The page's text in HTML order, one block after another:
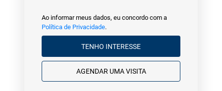
Ao informar meus dados, eu concordo com a
Política de Privacidade.
TENHO INTERESSE
AGENDAR UMA VISITA